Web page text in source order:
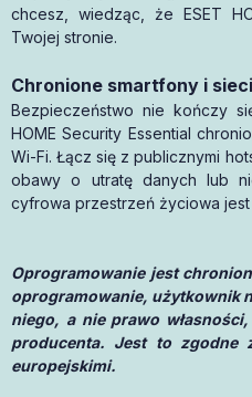
chcesz, wiedząc, że ESET
Twojej stronie.
Chronione smartfony i
Bezpieczeństwo nie kończy
HOME Security Essential
Wi-Fi. Łącz się z publicznymi
obawy o utratę danych lub
cyfrowa przestrzeń życiowa
Oprogramowanie jest
oprogramowanie, użytkownik
niego, a nie prawo
producenta. Jest to zgodne
europejskimi.